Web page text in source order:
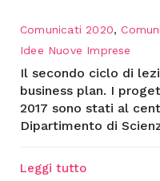
Comunicati 2020,
Idee Nuove Imprese
Il secondo ciclo di
business plan. I
2017 sono stati al
Dipartimento di
Leggi tutto